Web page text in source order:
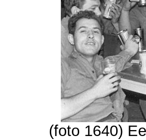
(foto 1640)